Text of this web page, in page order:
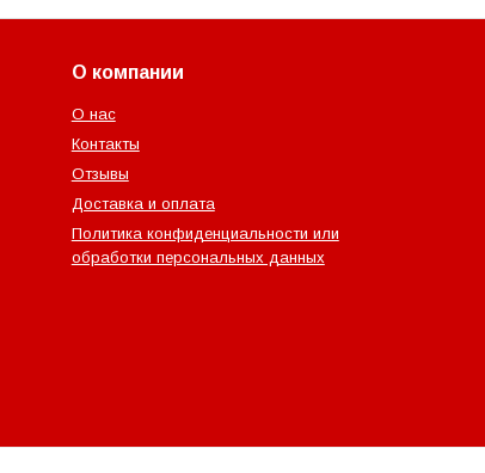
О компании
О нас
Контакты
Отзывы
Доставка и оплата
Политика конфиденциальности или
обработки персональных данных